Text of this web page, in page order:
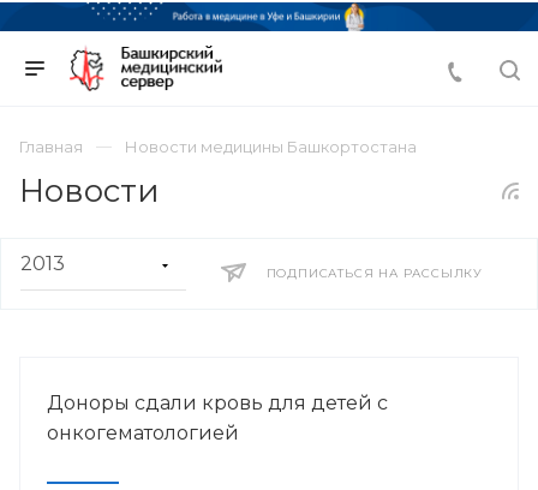
Главная Новости медицины Башкортостана
Новости
ПОДПИСАТЬСЯ НА РАССЫЛКУ
Доноры сдали кровь для детей с
онкогематологией